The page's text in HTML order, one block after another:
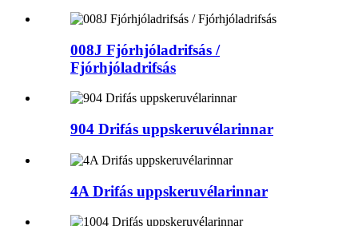
008J Fjórhjóladrifsás /
Fjórhjóladrifsás
904 Drifás uppskeruvélarinnar
4A Drifás uppskeruvélarinnar